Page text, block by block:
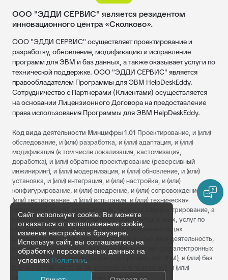
ООО "ЭДДИ СЕРВИС" является резидентом
инновационного центра «Сколково».
ООО "ЭДДИ СЕРВИС" осуществляет проектирование и
разработку, обновление, модификацию и исправление
программ для ЭВМ и баз данных, а также оказывает услуги по
технической поддержке. ООО "ЭДДИ СЕРВИС" является
правообладателем Программы для ЭВМ HelpDeskEddy.
Сотрудничество с Партнерами (Клиентами) осуществляется
на основании Лицензионного Договора на предоставление
права использования Программы для ЭВМ HelpDeskEddy.
Код вида деятельности Минцифры 1.01 Проектирование, и (или)
обследование, и (или) разработка, и (или) адаптация, и (или)
модификация (в том числе локализация, кастомизация,
доработка), и (или) обратное проектирование (реверсивный
инжиниринг), и (или) модернизация, и (или) обновление, и (или)
установка, и (или) интеграция, и (или) настройка, и (или)
конфигурирование, и (или) внедрение, и (или) сопровождение, и
(или) тестирование, и (или) испытания, и (или) техническая
поддержка, и (или) эксплуатация, включая администрирование, а
также оказание услуг (в том числе консультационных, услуг по
обучению, экспертных услуг и иных) в указанных видах
деятельности (далее - проектирование и (или) иная деятельность,
а также оказание услуг), в отношении программ для электронных
вычислительных машин (далее - программы для ЭВМ), и (или) баз
данных (в том числе их обновлений и исправлений), и (или)
визуальных пользовательских интерфейсов.
Сайт использует cookie. Вы можете
отказаться от использования cookie,
изменив настройки в браузере.
Используя сайт, вы соглашаетесь на
обработку персональных данных на
условиях Политики.